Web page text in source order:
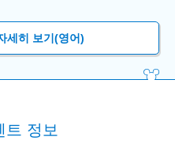
세히 보기(영어)
트 정보